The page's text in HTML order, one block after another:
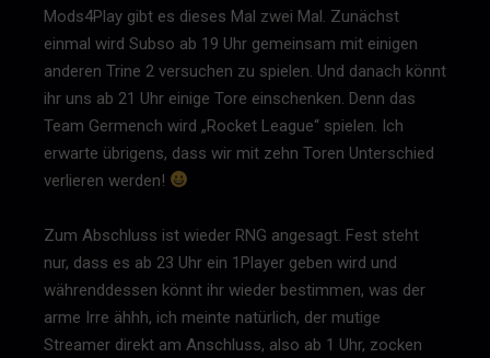
Mods4Play gibt es dieses Mal zwei Mal. Zunächst
einmal wird Subso ab 19 Uhr gemeinsam mit einigen
anderen Trine 2 versuchen zu spielen. Und danach könnt
ihr uns ab 21 Uhr einige Tore einschenken. Denn das
Team Germench wird „Rocket League“ spielen. Ich
erwarte übrigens, dass wir mit zehn Toren Unterschied
verlieren werden!
Zum Abschluss ist wieder RNG angesagt. Fest steht
nur, dass es ab 23 Uhr ein 1Player geben wird und
währenddessen könnt ihr wieder bestimmen, was der
arme Irre ähhh, ich meinte natürlich, der mutige
Streamer direkt am Anschluss, also ab 1 Uhr, zocken